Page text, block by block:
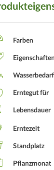
Farben
Eigenschaften
Wasserbedarf
Erntegut für
Lebensdauer
Erntezeit
Standplatz
Pflanzmonat